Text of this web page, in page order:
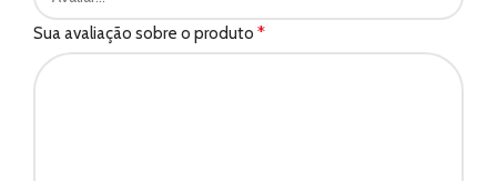
Sua avaliação sobre o produto *